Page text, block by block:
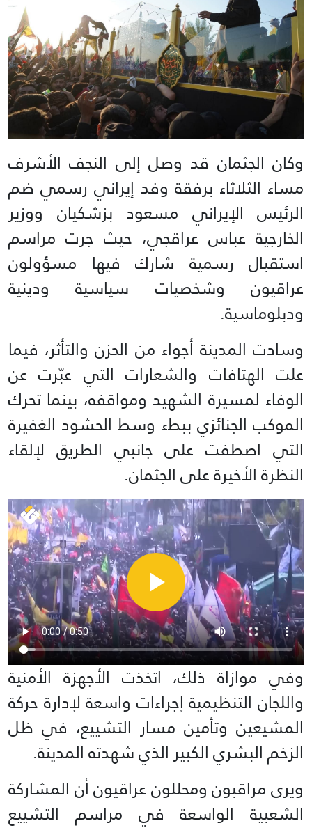
وكان الجثمان قد وصل إلى النجف الأشرف
مساء الثلاثاء برفقة وفد إيراني رسمي ضم
الرئيس الإيراني مسعود بزشكيان ووزير
الخارجية عباس عراقجي، حيث جرت مراسم
استقبال رسمية شارك فيها مسؤولون
عراقيون وشخصيات سياسية ودينية
ودبلوماسية.
وسادت المدينة أجواء من الحزن والتأثر، فيما
علت الهتافات والشعارات التي عبّرت عن
الوفاء لمسيرة الشهيد ومواقفه، بينما تحرك
الموكب الجنائزي ببطء وسط الحشود الغفيرة
التي اصطفت على جانبي الطريق لإلقاء
النظرة الأخيرة على الجثمان.
وفي موازاة ذلك، اتخذت الأجهزة الأمنية
واللجان التنظيمية إجراءات واسعة لإدارة حركة
المشيعين وتأمين مسار التشييع، في ظل
الزخم البشري الكبير الذي شهدته المدينة.
ويرى مراقبون ومحللون عراقيون أن المشاركة
الشعبية الواسعة في مراسم التشييع